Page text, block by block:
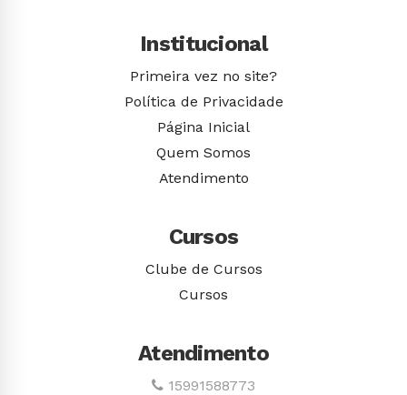
Institucional
Primeira vez no site?
Política de Privacidade
Página Inicial
Quem Somos
Atendimento
Cursos
Clube de Cursos
Cursos
Atendimento
15991588773